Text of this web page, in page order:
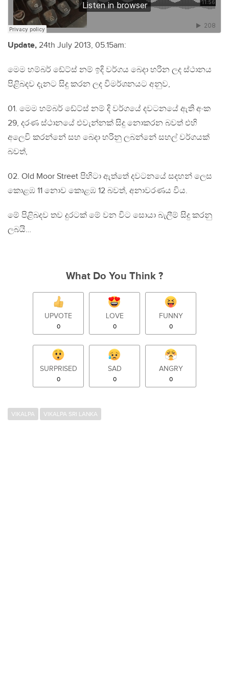
Update, 24th July 2013, 05.15am:
මෙම හම්බර් ඩේට්ස් නම් ඉදි වර්ගය බෙදා හරින ලද ස්ථානය
පිළිබදව දැනට සිදු කරන ලද විමර්ශනයට අනුව,
01. මෙම හම්බර් ඩේට්ස් නම් දි වර්ගයේ දවටනයේ ඇති අංක
29, දරණ ස්ථානයේ එවැන්නක් සිදු නොකරන බවත් එහි
අලෙවි කරන්නේ සහ බෙදා හරිනු ලබන්නේ සහල් වර්ගයක්
බවත්,
02. Old Moor Street පිහිටා ඇත්තේ දවටනයේ සදහන් ලෙස
කොළඹ 11 නොව කොළඹ 12 බවත්, අනාවරණය විය.
මේ පිළිබදව තව දුරටක් මේ වන විට සොයා බැලීම් සිදු කරනු
ලබයි…
What Do You Think ?
UPVOTE
0
LOVE
0
FUNNY
0
SURPRISED
0
SAD
0
ANGRY
0
VIKALPA VIKALPA SRI LANKA